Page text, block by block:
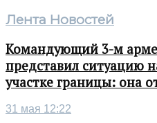
Лента Новостей
Командующий 3-м
представил ситуацию
участке границы: она
31 мая 12:22